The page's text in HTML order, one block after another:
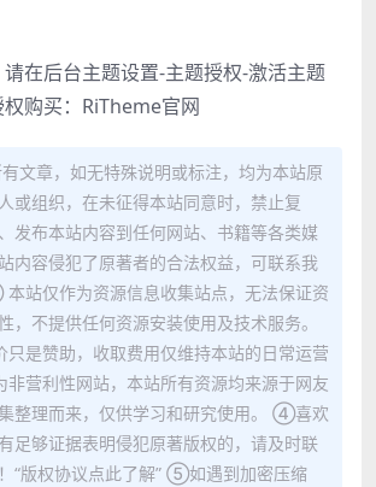
请在后台主题设置-主题授权-激活主题
购买： RiTheme官网
文章，如无特殊说明或标注，均为本站原
或组织，在未征得本站同意时，禁止复
发布本站内容到任何网站、书籍等各类媒
内容侵犯了原著者的合法权益，可联系我
站仅作为资源信息收集站点，无法保证资
，不提供任何资源安装使用及技术服务。
是赞助，收取费用仅维持本站的日常运营
营利性网站，本站所有资源均来源于网友
整理而来，仅供学习和研究使用。 ④喜欢
足够证据表明侵犯原著版权的，请及时联
“版权协议点此了解” ⑤如遇到加密压缩